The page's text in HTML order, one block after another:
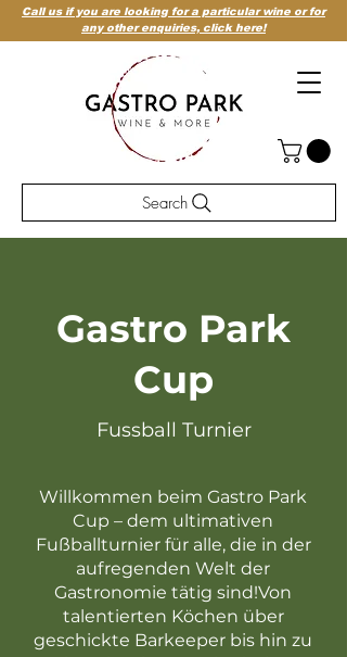
Call us if you are looking for a particular wine or for
any other enquiries, click here!
Search
Gastro Park
Cup
Fussball Turnier
Willkommen beim Gastro Park
Cup – dem ultimativen
Fußballturnier für alle, die in der
aufregenden Welt der
Gastronomie tätig sind!Von
talentierten Köchen über
geschickte Barkeeper bis hin zu